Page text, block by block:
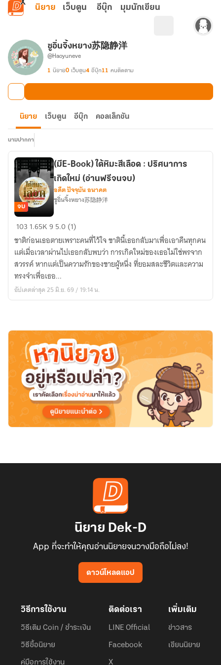
ข้ามไปยังเนื้อหาหลัก
นิยาย เว็บตูน อีบุ๊ก มุมนักเขียน
ซูอิ่นจิ้งหยาง苏隐静洋
@Haoyuneve
1 นิยาย0 เว็บตูน4 อีบุ๊ก11 คนติดตาม
นิยาย เว็บตูน อีบุ๊ก คอลเล็กชัน
นามปากกา
(มีE-
Book)
ใต้
หิมะ
สี
เลือด
:
เกิด
ใหม่
(อ่าน
จนจบ)
จบ
(มีE-Book) ใต้หิมะสีเลือด : ปริศนาการ
เกิดใหม่ (อ่านฟรีจนจบ)
อดีต ปัจจุบัน อนาคต
ซูอิ่นจิ้งหยาง苏隐静洋
103 1.65K9 5.0 (1)
ชาติก่อนเธอตายเพราะคนที่ไว้ใจ ชาตินี้เธอกลับมาเพื่อเอาคืนทุกคน
แต่เมื่อเวลาผ่านไปเธอกลับพบว่า การเกิดใหม่ของเธอไม่ใช่พรจาก
สวรรค์ หากแต่เป็นความรักของชายผู้หนึ่ง ที่ยอมสละชีวิตและความ
ทรงจำเพื่อเธอ...
อัปเดตล่าสุด 25 มิ.ย. 69 / 19:14 น.
นิยาย Dek-D
App ที่จะทำให้คุณอ่านนิยายจนวางมือถือไม่ลง!
ดาวน์โหลดแอป
วิธีการใช้งาน
วิธีเติม Coin / ชำระเงิน
วิธีซื้อนิยาย
คู่มือการใช้งาน
ติดต่อเรา
LINE Official
Facebook
X
เพิ่มเติม
ข่าวสาร
เขียนนิยาย